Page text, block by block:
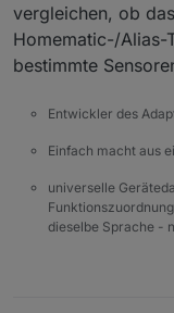
vergleichen, ob
Homematic-/Alias-
bestimmte
Entwickler des
Einfach macht aus
universelle
dieselbe Sprache -